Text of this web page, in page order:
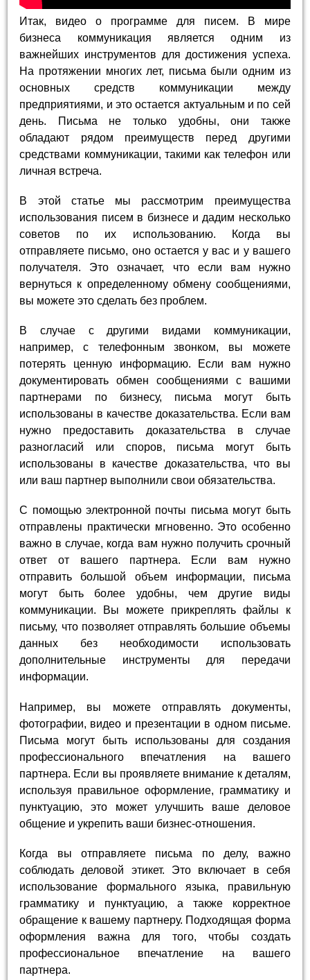
Итак, видео о программе для писем. В мире
бизнеса коммуникация является одним из
важнейших инструментов для достижения успеха.
На протяжении многих лет, письма были одним из
основных средств коммуникации между
предприятиями, и это остается актуальным и по сей
день. Письма не только удобны, они также
обладают рядом преимуществ перед другими
средствами коммуникации, такими как телефон или
личная встреча.
В этой статье мы рассмотрим преимущества
использования писем в бизнесе и дадим несколько
советов по их использованию. Когда вы
отправляете письмо, оно остается у вас и у вашего
получателя. Это означает, что если вам нужно
вернуться к определенному обмену сообщениями,
вы можете это сделать без проблем.
В случае с другими видами коммуникации,
например, с телефонным звонком, вы можете
потерять ценную информацию. Если вам нужно
документировать обмен сообщениями с вашими
партнерами по бизнесу, письма могут быть
использованы в качестве доказательства. Если вам
нужно предоставить доказательства в случае
разногласий или споров, письма могут быть
использованы в качестве доказательства, что вы
или ваш партнер выполнили свои обязательства.
С помощью электронной почты письма могут быть
отправлены практически мгновенно. Это особенно
важно в случае, когда вам нужно получить срочный
ответ от вашего партнера. Если вам нужно
отправить большой объем информации, письма
могут быть более удобны, чем другие виды
коммуникации. Вы можете прикреплять файлы к
письму, что позволяет отправлять большие объемы
данных без необходимости использовать
дополнительные инструменты для передачи
информации.
Например, вы можете отправлять документы,
фотографии, видео и презентации в одном письме.
Письма могут быть использованы для создания
профессионального впечатления на вашего
партнера. Если вы проявляете внимание к деталям,
используя правильное оформление, грамматику и
пунктуацию, это может улучшить ваше деловое
общение и укрепить ваши бизнес-отношения.
Когда вы отправляете письма по делу, важно
соблюдать деловой этикет. Это включает в себя
использование формального языка, правильную
грамматику и пунктуацию, а также корректное
обращение к вашему партнеру. Подходящая форма
оформления важна для того, чтобы создать
профессиональное впечатление на вашего
партнера.